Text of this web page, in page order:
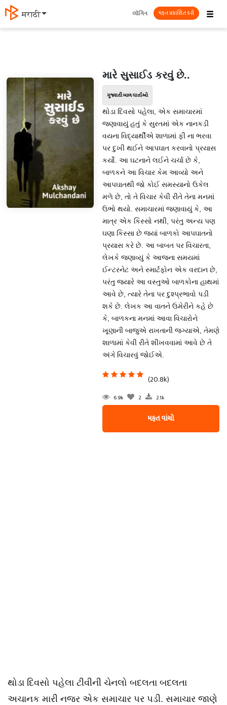
मराठी ☰
લૉગિન મફત પ્રકાશિત કરો
મારે સુસાઈડ કરવું છે..
ગુજરાતી બાળ વાર્તાઓ
થોડા દિવસો પહેલા, એક સમાચારમાં
જણાવાયું હતું કે સુરતમાં એક નાનકડી
વયના વિદ્યાર્થીએ શાળામાં ફી ના ભરવા
પર દુખી થઈને આપઘાત કરવાનો પ્રયાસ
કર્યો. આ ઘટનાને લઈને ચર્ચા છે કે,
બાળકને આ વિચાર કેમ આવ્યો અને
આપઘાતથી જો કોઈ સમસ્યાનો ઉકેલ
મળે છે, તો તે વિચાર કેવી રીતે તેના મનમાં
ઉભો થયો. સમાચારમાં જણાવાયું કે, આ
માત્ર એક કિસ્સો નથી, પરંતુ અન્ય પણ
ઘણા કિસ્સા છે જ્યાં બાળકો આપઘાતનો
પ્રયાસ કરે છે. આ બાબત પર વિચારતા,
લેખકે જણાવ્યું કે આજના સમયમાં
ઈન્ટરનેટ અને સ્માર્ટફોન એક વરદાન છે,
પરંતુ જ્યારે આ વસ્તુઓ બાળકોના હાથમાં
આવે છે, ત્યારે તેના પર દુશ્પ્રભાવો પડી
શકે છે. લેખક આ વાતને ઉમેરીને કહે છે
કે, બાળકના મનમાં આવા વિચારોને
ખૂણાની બાજુએ રાખતાની જગ્યાએ, તેમણે
શાળામાં કેવી રીતે શીખવવામાં આવે છે તે
અંગે વિચારવું જોઈએ.
(20.8k)
6.9k 2 2.1k
મફત વાંચો
થોડા દિવસો પહેલા ટીવીની ચેનલો બદલતા બદલતા
અચાનક મારી નજર એક સમાચાર પર પડી. સમાચાર જાણે